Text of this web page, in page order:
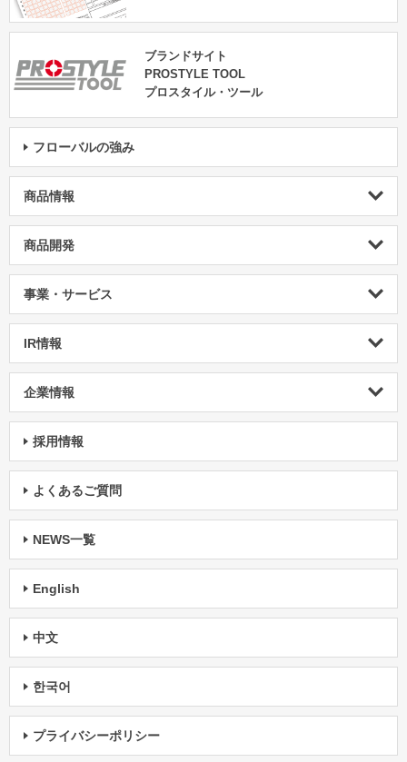
ブランドサイト
PROSTYLE TOOL
プロスタイル・ツール
フローバルの強み
商品情報
商品開発
事業・サービス
IR情報
企業情報
採用情報
よくあるご質問
NEWS一覧
English
中文
한국어
プライバシーポリシー